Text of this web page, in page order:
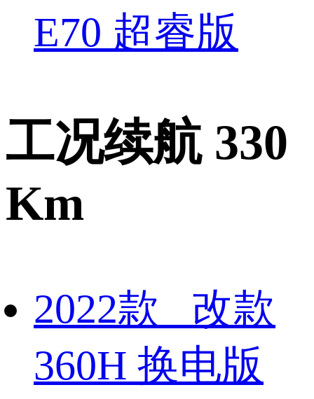
E70 超睿版
工况续航 330
Km
2022款 改款
360H 换电版